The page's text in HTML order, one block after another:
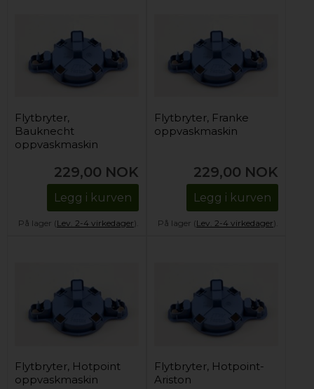
Flytbryter,
Bauknecht
oppvaskmaskin
229,00 NOK
Legg i kurven
På lager (Lev. 2-4 virkedager).
Flytbryter, Franke
oppvaskmaskin
229,00 NOK
Legg i kurven
På lager (Lev. 2-4 virkedager).
Flytbryter, Hotpoint
oppvaskmaskin
Flytbryter, Hotpoint-
Ariston